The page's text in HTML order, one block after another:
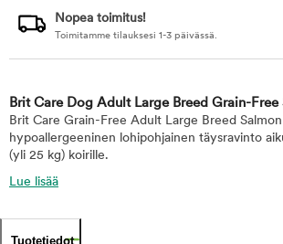
Nopea toimitus!
Toimitamme tilauksesi 1-3 päivässä.
Brit Care Dog Adult Large Breed Grain-Free
Brit Care Grain-Free Adult Large Breed
hypoallergeeninen lohipohjainen täysravinto
(yli 25 kg) koirille.
Lue lisää
Tuotetiedot